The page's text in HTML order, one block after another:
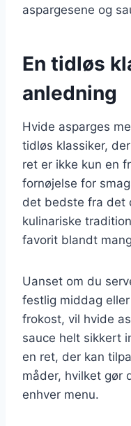
aspargesene og
En tidløs
anledning
Hvide asparges
tidløs klassiker,
ret er ikke kun en
fornøjelse for
det bedste fra det
kulinariske
favorit blandt
Uanset om du
festlig middag
frokost, vil hvide
sauce helt sikkert
en ret, der kan
måder, hvilket gør
enhver menu.